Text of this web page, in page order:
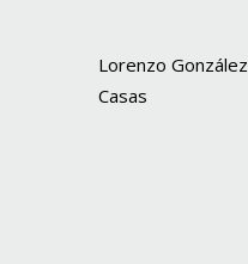
Lorenzo González
Casas